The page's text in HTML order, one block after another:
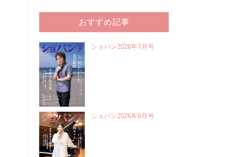
おすすめ記事
ショパン2026年7月号
ショパン2026年6月号